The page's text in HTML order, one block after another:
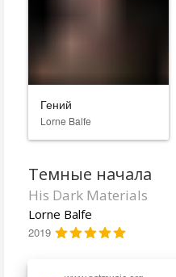
Гений
Lorne Balfe
Темные начала
His Dark Materials
Lorne Balfe
2019